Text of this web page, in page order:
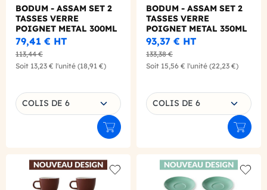
BODUM - ASSAM SET 2
TASSES VERRE
POIGNET METAL 300ML
79,41 € HT
113,44 €
Soit 13,23 € l'unité (18,91 €)
Choisissez une déclinaison
COLIS DE 6
Ajouter au panier
BODUM - ASSAM SET 2
TASSES VERRE
POIGNET METAL 350ML
93,37 € HT
133,38 €
Soit 15,56 € l'unité (22,23 €)
Choisissez une déclinaison
COLIS DE 6
Add to wishlist